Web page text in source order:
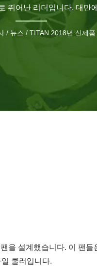
션 –
뛰어난 리더입니다. 대
보이며 영광스러운 평
한 460명의 직원이 있으
/ 뉴스 / TITAN 2018년 신제품
을 설계했습니다. 이 팬들
쿨러입니다.